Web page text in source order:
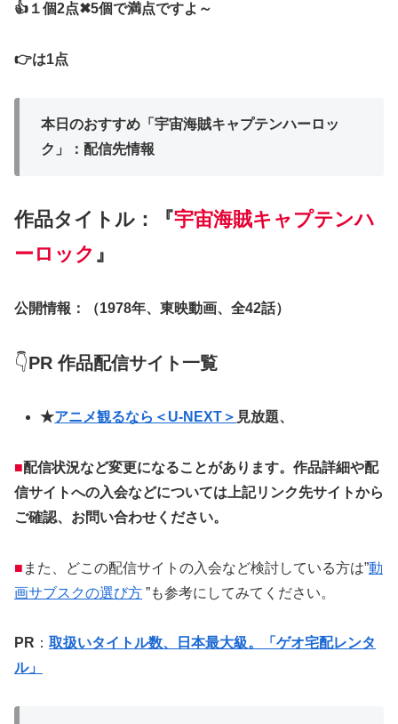
👍１個2点✖5個で満点ですよ～
👉は1点
本日のおすすめ「宇宙海賊キャプテンハーロッ
ク」：配信先情報
作品タイトル：『宇宙海賊キャプテンハ
ーロック 』
公開情報：（1978年、東映動画、全42話）
👇PR 作品配信サイト一覧
★アニメ観るなら＜U-NEXT＞ 見放題、
■配信状況など変更になることがあります。作品詳細や配
信サイトへの入会などについては上記リンク先サイトから
ご確認、お問い合わせください。
■ また、どこの配信サイトの入会など検討している方は”動
画サブスクの選び方 ”も参考にしてみてください。
PR ： 取扱いタイトル数、日本最大級。「ゲオ宅配レンタ
ル」